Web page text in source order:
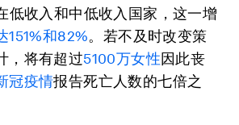
低收入和中低收入国家，这一增
151%和82%。若不及时改变策
，将有超过5100万女性因此丧
冠疫情报告死亡人数的七倍之